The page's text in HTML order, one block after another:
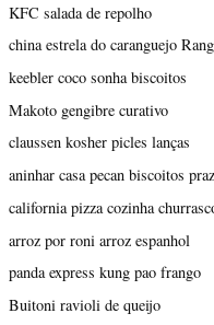
KFC salada de repolho
china estrela do caranguejo
keebler coco sonha biscoitos
Makoto gengibre curativo
claussen kosher picles lanças
aninhar casa pecan biscoitos
california pizza cozinha
arroz por roni arroz espanhol
panda express kung pao frango
Buitoni ravioli de queijo